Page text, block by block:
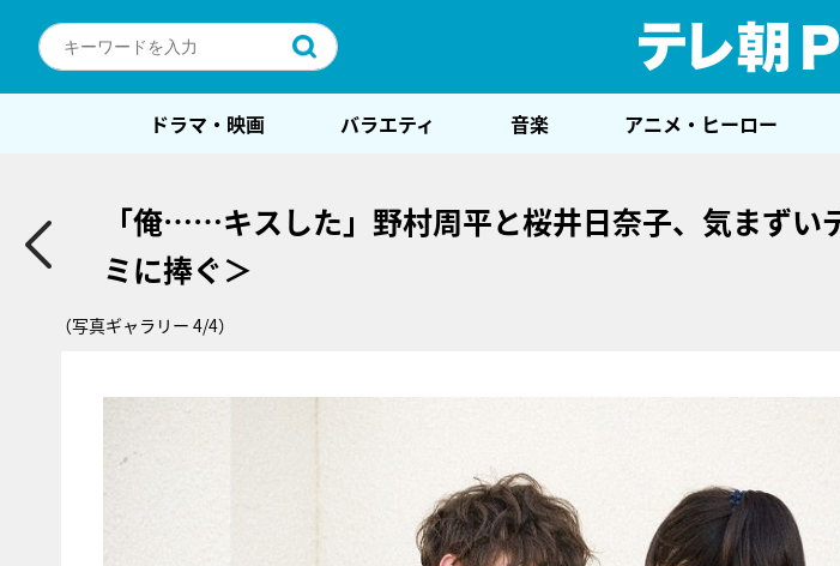
ドラマ・映画 バラエティ 音楽 アニメ・ヒーロー
「俺……キスした」野村周平と桜井日奈子、気まずい
ミに捧ぐ＞
（写真ギャラリー 4/4）